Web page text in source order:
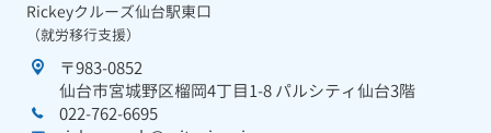
Rickeyクルーズ仙台駅東口
（就労移行支援）
〒983-0852
仙台市宮城野区榴岡4丁目1-8 パルシティ仙台3階
022-762-6695